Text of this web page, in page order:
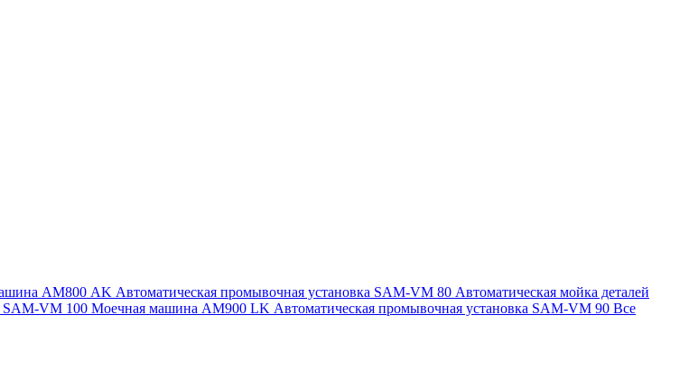
АМ800 AK Автоматическая промывочная установка SAM-VM 80 Автоматическая мойка деталей
SAM-VM 100 Моечная машина AM900 LK Автоматическая промывочная установка SAM-VM 90 Все